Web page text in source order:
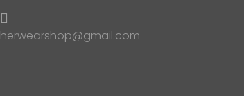
herwearshop@gmail.com